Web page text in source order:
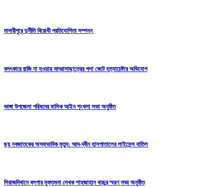
মাদারীপুরে দুর্নীতি বিরোধী প্রতিযোগিতা সম্পন্ন
বলৎকারে রাজি না হওয়ায় মাদ্রাসাছাত্রের গলা কেটে হত্যাচেষ্টার অভিযোগ
ভাঙ্গা উপজেলা পরিষদের মাসিক আইন শৃংখলা সভা অনুষ্ঠিত
ছয় নবজাতকের অস্বাভাবিক মৃত্যু: আদ-দ্বীন হাসপাতালের লাইসেন্স বাতিল
সিরাজদিখানে ব্লগার মুক্তমনা লেখক শাহজাহান বাচ্চুর স্মরণ সভা অনুষ্ঠিত